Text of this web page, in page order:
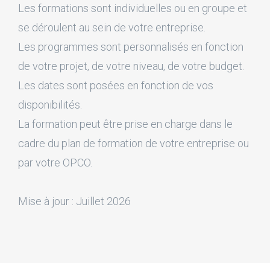
Les formations sont individuelles ou en groupe et
se déroulent au sein de votre entreprise.
Les programmes sont personnalisés en fonction
de votre projet, de votre niveau, de votre budget.
Les dates sont posées en fonction de vos
disponibilités.
La formation peut être prise en charge dans le
cadre du plan de formation de votre entreprise ou
par votre OPCO.
Mise à jour : Juillet 2026